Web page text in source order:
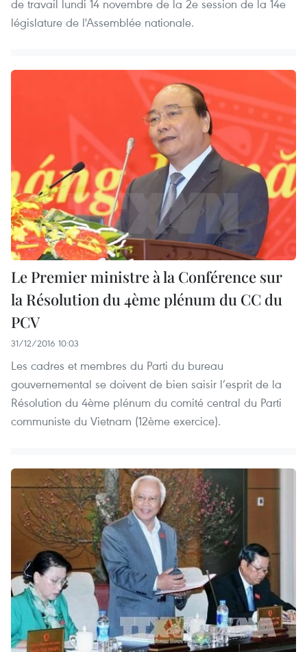
de travail lundi 14 novembre de la 2e session de la 14e
législature de l'Assemblée nationale.
Le Premier ministre à la Conférence sur
la Résolution du 4ème plénum du CC du
PCV
31/12/2016 10:03
Les cadres et membres du Parti du bureau
gouvernemental se doivent de bien saisir l’esprit de la
Résolution du 4ème plénum du comité central du Parti
communiste du Vietnam (12ème exercice).